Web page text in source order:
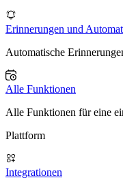
Erinnerungen und
Automatische
Alle Funktionen
Alle Funktionen für eine
Plattform
Integrationen